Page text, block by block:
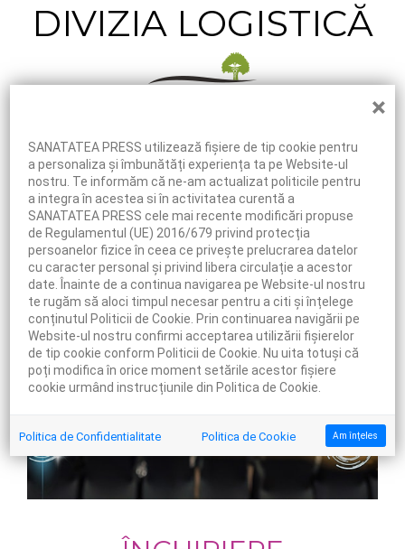
DIVIZIA LOGISTICĂ
×
SANATATEA PRESS utilizează fişiere de tip cookie pentru
a personaliza și îmbunătăți experiența ta pe Website-ul
nostru. Te informăm că ne-am actualizat politicile pentru
a integra în acestea si în activitatea curentă a
SANATATEA PRESS cele mai recente modificări propuse
de Regulamentul (UE) 2016/679 privind protecția
persoanelor fizice în ceea ce privește prelucrarea datelor
cu caracter personal și privind libera circulație a acestor
date. Înainte de a continua navigarea pe Website-ul nostru
te rugăm să aloci timpul necesar pentru a citi și înțelege
conținutul Politicii de Cookie. Prin continuarea navigării pe
Website-ul nostru confirmi acceptarea utilizării fişierelor
de tip cookie conform Politicii de Cookie. Nu uita totuși că
poți modifica în orice moment setările acestor fişiere
cookie urmând instrucțiunile din Politica de Cookie.
Politica de Confidentialitate Politica de Cookie Am înţeles